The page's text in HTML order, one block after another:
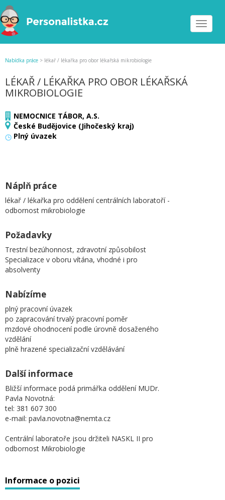
Toggle
Nabídka práce > lékař / lékařka pro obor lékařská mikrobiologie
LÉKAŘ / LÉKAŘKA PRO OBOR LÉKAŘSKÁ
MIKROBIOLOGIE
NEMOCNICE TÁBOR, A.S.
České Budějovice (Jihočeský kraj)
Plný úvazek
Náplň práce
lékař / lékařka pro oddělení centrálních laboratoří -
odbornost mikrobiologie
Požadavky
Trestní bezúhonnost, zdravotní způsobilost
Specializace v oboru vítána, vhodné i pro
absolventy
Nabízíme
plný pracovní úvazek
po zapracování trvalý pracovní poměr
mzdové ohodnocení podle úrovně dosaženého
vzdělání
plně hrazené specializační vzdělávání
Další informace
Bližší informace podá primářka oddělení MUDr.
Pavla Novotná:
tel: 381 607 300
e-mail: pavla.novotna@nemta.cz
Centrální laboratoře jsou držiteli NASKL II pro
odbornost Mikrobiologie
Informace o pozici